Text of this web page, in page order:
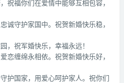
祝福你们在爱情中能够互相包容，
诚守护家国中。祝贺新婚快乐稳，
，祝军婚快乐，幸福永远！
恋缠绵永相依。祝贺新婚快乐好，
护国家，用爱心呵护家人。祝你们